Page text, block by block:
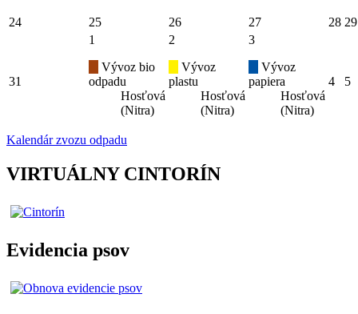
24 25 26 27 28 29
31
1
Vývoz bio
odpadu
Hosťová
(Nitra)
2
Vývoz
plastu
Hosťová
(Nitra)
3
Vývoz
papiera
Hosťová
(Nitra)
4 5
Kalendár zvozu odpadu
VIRTUÁLNY CINTORÍN
Evidencia psov